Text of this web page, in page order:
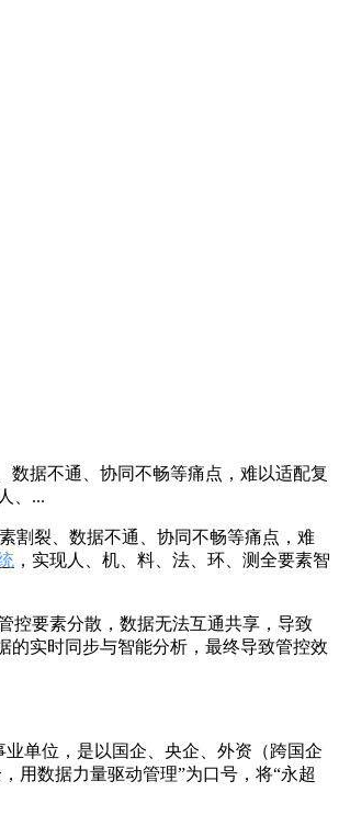
数据不通、协同不畅等痛点，难以适配复
、...
割裂、数据不通、协同不畅等痛点，难
，实现人、机、料、法、环、测全要素智
控要素分散，数据无法互通共享，导致
的实时同步与智能分析，最终导致管控效
单位，是以国企、央企、外资（跨国企
用数据力量驱动管理”为口号，将“永超